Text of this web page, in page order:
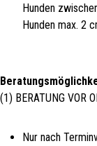
Hunden
Hunden max. 2
(1) BERATUNG VOR
Nur nach